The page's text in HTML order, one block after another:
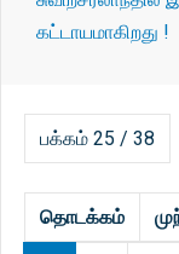
கட்டாயமாகிறது !
பக்கம் 25 / 38
தொடக்கம்